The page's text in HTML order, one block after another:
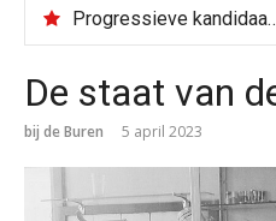
Progressieve kandidaat El-
De staat van
bij de Buren 5 april 2023